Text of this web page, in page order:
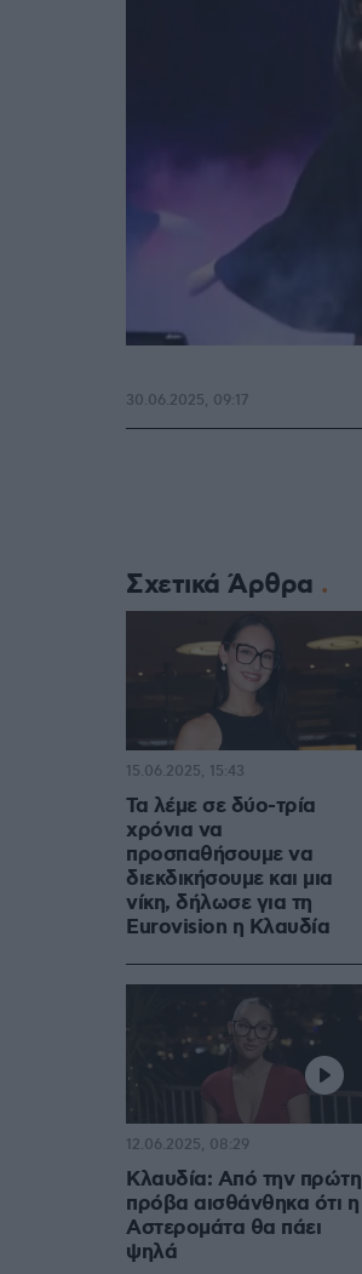
30.06.2025, 09:17
Σχετικά Άρθρα
Τα λέμε σε δύο-τρία
χρόνια να
προσπαθήσουμε να
διεκδικήσουμε και μια
νίκη, δήλωσε για τη
Eurovision η Κλαυδία
15.06.2025, 15:43
Κλαυδία: Από την πρώτη
πρόβα αισθάνθηκα ότι η
Αστερομάτα θα πάει
ψηλά
12.06.2025, 08:29